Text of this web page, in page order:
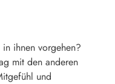
ihnen vorgehen?
mit den anderen
und